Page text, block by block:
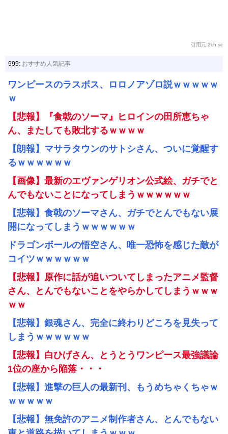
引用元:2ch.sc
999: おすすめ人気記事
ワンピースのラスボス、ロロノアゾロ説ｗｗｗｗｗ
ｗ
【悲報】『食戟のソーマ』ヒロインの田所恵ちゃ
ん、またしても敗北するｗｗｗｗ
【朗報】マサラタウンのサトシさん、ついに覚醒す
るｗｗｗｗｗｗ
【画像】最新のエヴァンゲリオン公式絵、ガチでと
んでもないことになってしまうｗｗｗｗｗｗ
【悲報】食戟のソーマさん、ガチでとんでもない展
開になってしまうｗｗｗｗｗｗ
ドラゴンボールの悟空さん、唯一恐怖を感じた敵が
コイツｗｗｗｗｗｗ
【悲報】原作に話が追いついてしまったアニメ監督
さん、とんでもないことをやらかしてしまうｗｗｗ
ｗｗ
【悲報】銀魂さん、完全に終わりどころを見失って
しまうｗｗｗｗｗｗ
【悲報】白ひげさん、とうとうワンピース最強議論
1位の座から陥落・・・
【悲報】進撃の巨人の最新刊、もうめちゃくちゃｗ
ｗｗｗｗｗ
【悲報】無免許のアニメ制作者さん、とんでもない